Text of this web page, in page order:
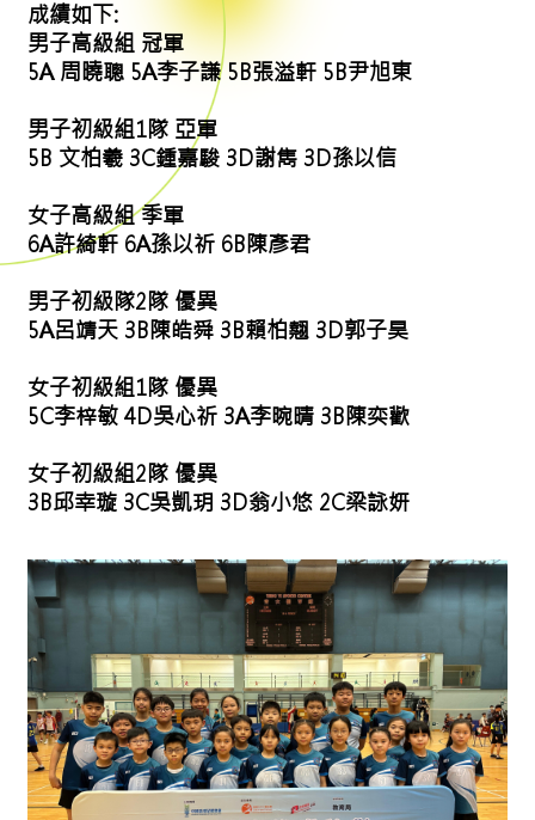
成績如下:
男子高級組 冠軍
5A 周曉聰 5A李子謙 5B張溢軒 5B尹旭東
男子初級組1隊 亞軍
5B 文柏羲 3C鍾嘉駿 3D謝雋 3D孫以信
女子高級組 季軍
6A許綺軒 6A孫以祈 6B陳彥君
男子初級隊2隊 優異
5A呂靖天 3B陳皓舜 3B賴柏翹 3D郭子昊
女子初級組1隊 優異
5C李梓敏 4D吳心祈 3A李晼晴 3B陳奕歡
女子初級組2隊 優異
3B邱幸璇 3C吳凱玥 3D翁小悠 2C梁詠妍